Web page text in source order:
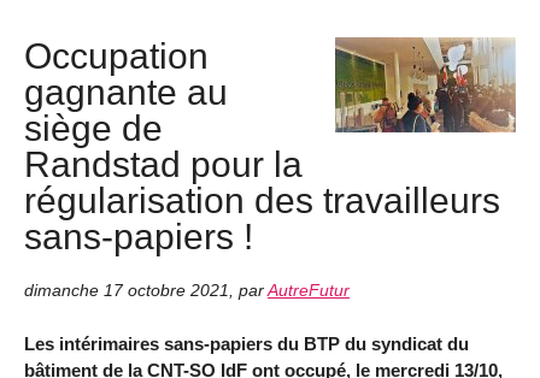
Occupation
gagnante au
siège de
Randstad pour la
régularisation des travailleurs
sans-papiers !
dimanche 17 octobre 2021 par AutreFutur
Les intérimaires sans-papiers du BTP du syndicat du
bâtiment de la CNT-SO IdF ont occupé, le mercredi 13/10,